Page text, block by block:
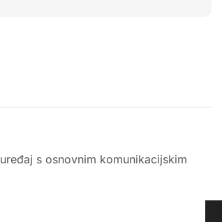
s osnovnim komunikacijskim